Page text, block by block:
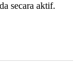
secara aktif.